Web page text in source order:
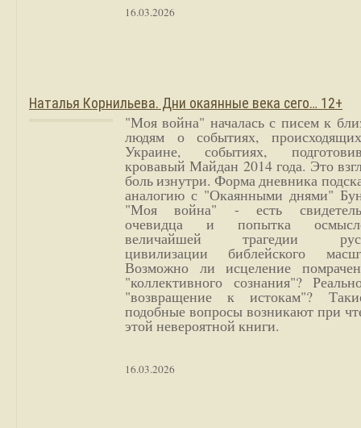
16.03.2026
Наталья Корнильева. Дни окаянные века сего… 12+
"Моя война" началась с писем к
людям о событиях,
Украине, событиях,
кровавый Майдан 2014 года. Это
боль изнутри. Форма дневника
аналогию с "Окаянными днями"
"Моя война" - есть
очевидца и попытка
величайшей трагедии
цивилизации библейского
Возможно ли исцеление
"коллективного сознания"?
"возвращение к истокам"?
подобные вопросы возникают при
этой невероятной книги.
16.03.2026